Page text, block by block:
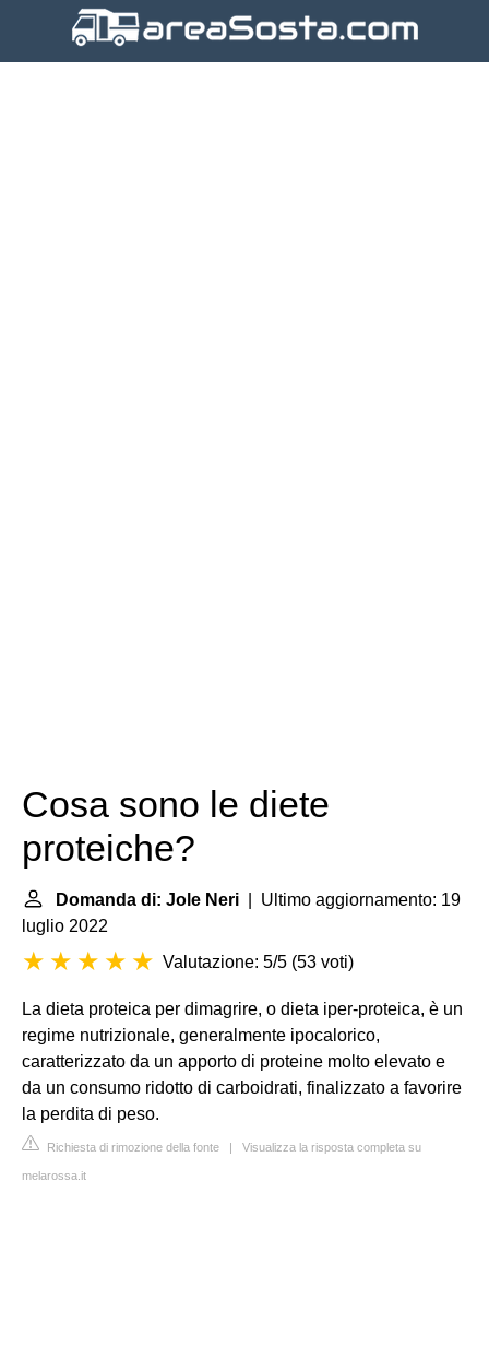
Cosa sono le diete
proteiche?
Domanda di: Jole Neri | Ultimo aggiornamento: 19
luglio 2022
Valutazione: 5/5 (53 voti)
La dieta proteica per dimagrire, o dieta iper-proteica, è un
regime nutrizionale, generalmente ipocalorico,
caratterizzato da un apporto di proteine molto elevato e
da un consumo ridotto di carboidrati, finalizzato a favorire
la perdita di peso.
Richiesta di rimozione della fonte | Visualizza la risposta completa su
melarossa.it